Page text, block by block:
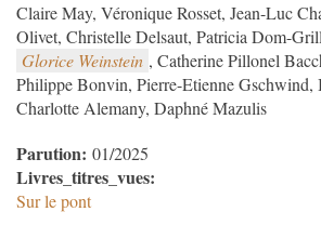
Claire May, Véronique Rosset, Jean-Luc
Olivet, Christelle Delsaut, Patricia Dom-
Glorice Weinstein , Catherine Pillonel
Philippe Bonvin, Pierre-Etienne Gschwind,
Charlotte Alemany, Daphné Mazulis
Parution: 01/2025
Livres_titres_vues:
Sur le pont